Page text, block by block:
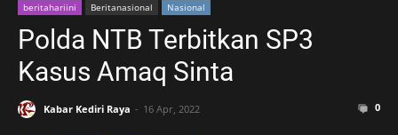
beritahariini Beritanasional Nasional
Polda NTB Terbitkan SP3
Kasus Amaq Sinta
Kabar Kediri Raya 16 Apr, 2022 0